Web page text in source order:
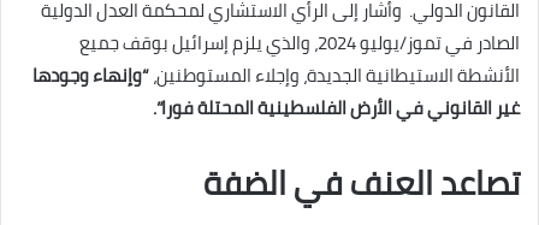
القانون الدولي. وأشار إلى الرأي الاستشاري لمحكمة العدل الدولية
الصادر في تموز/يوليو 2024، والذي يلزم إسرائيل بوقف جميع
الأنشطة الاستيطانية الجديدة، وإجلاء المستوطنين،“وإنهاء وجودها
غير القانوني في الأرض الفلسطينية المحتلة فورا”.
تصاعد العنف في الضفة